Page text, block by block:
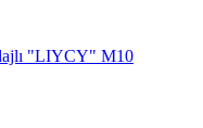
"LIYCY" M10